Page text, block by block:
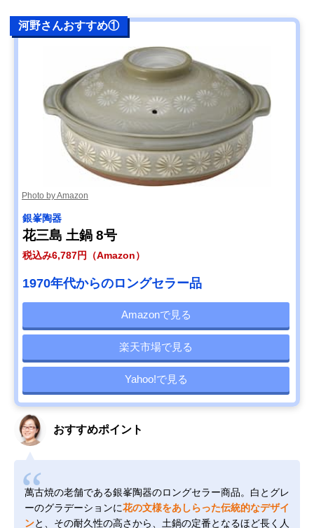
楽天市場で見る
【筆者おすすめ】
長谷園 かまどさん
四合炊き ACT-04
【筆者おすすめ】
キントー(KINTO)
KAKOMI IH土鍋
2.5L
IHやオーブンなど
さまざまな熱源に
対応
27.5cm
Amazonで見る
【筆者おすすめ】
ミヤザキ食器
M.STYLE Karl(カ
ール) IH軽量土鍋8
号 KAL0308
家庭で気軽に使え
る軽い土鍋
幅29.2×高さ
9.5cm/口径
河野さんおすすめ①
Photo by Amazon
銀峯陶器
花三島 土鍋 8号
税込み6,787円（Amazon）
1970年代からのロングセラー品
Amazonで見る
楽天市場で見る
Yahoo!で見る
おすすめポイント
萬古焼の老舗である銀峯陶器のロングセラー商品。白とグレ
ーのグラデーションに花の文様をあしらった伝統的なデザイ
ンと、その耐久性の高さから、土鍋の定番となるほど長く人